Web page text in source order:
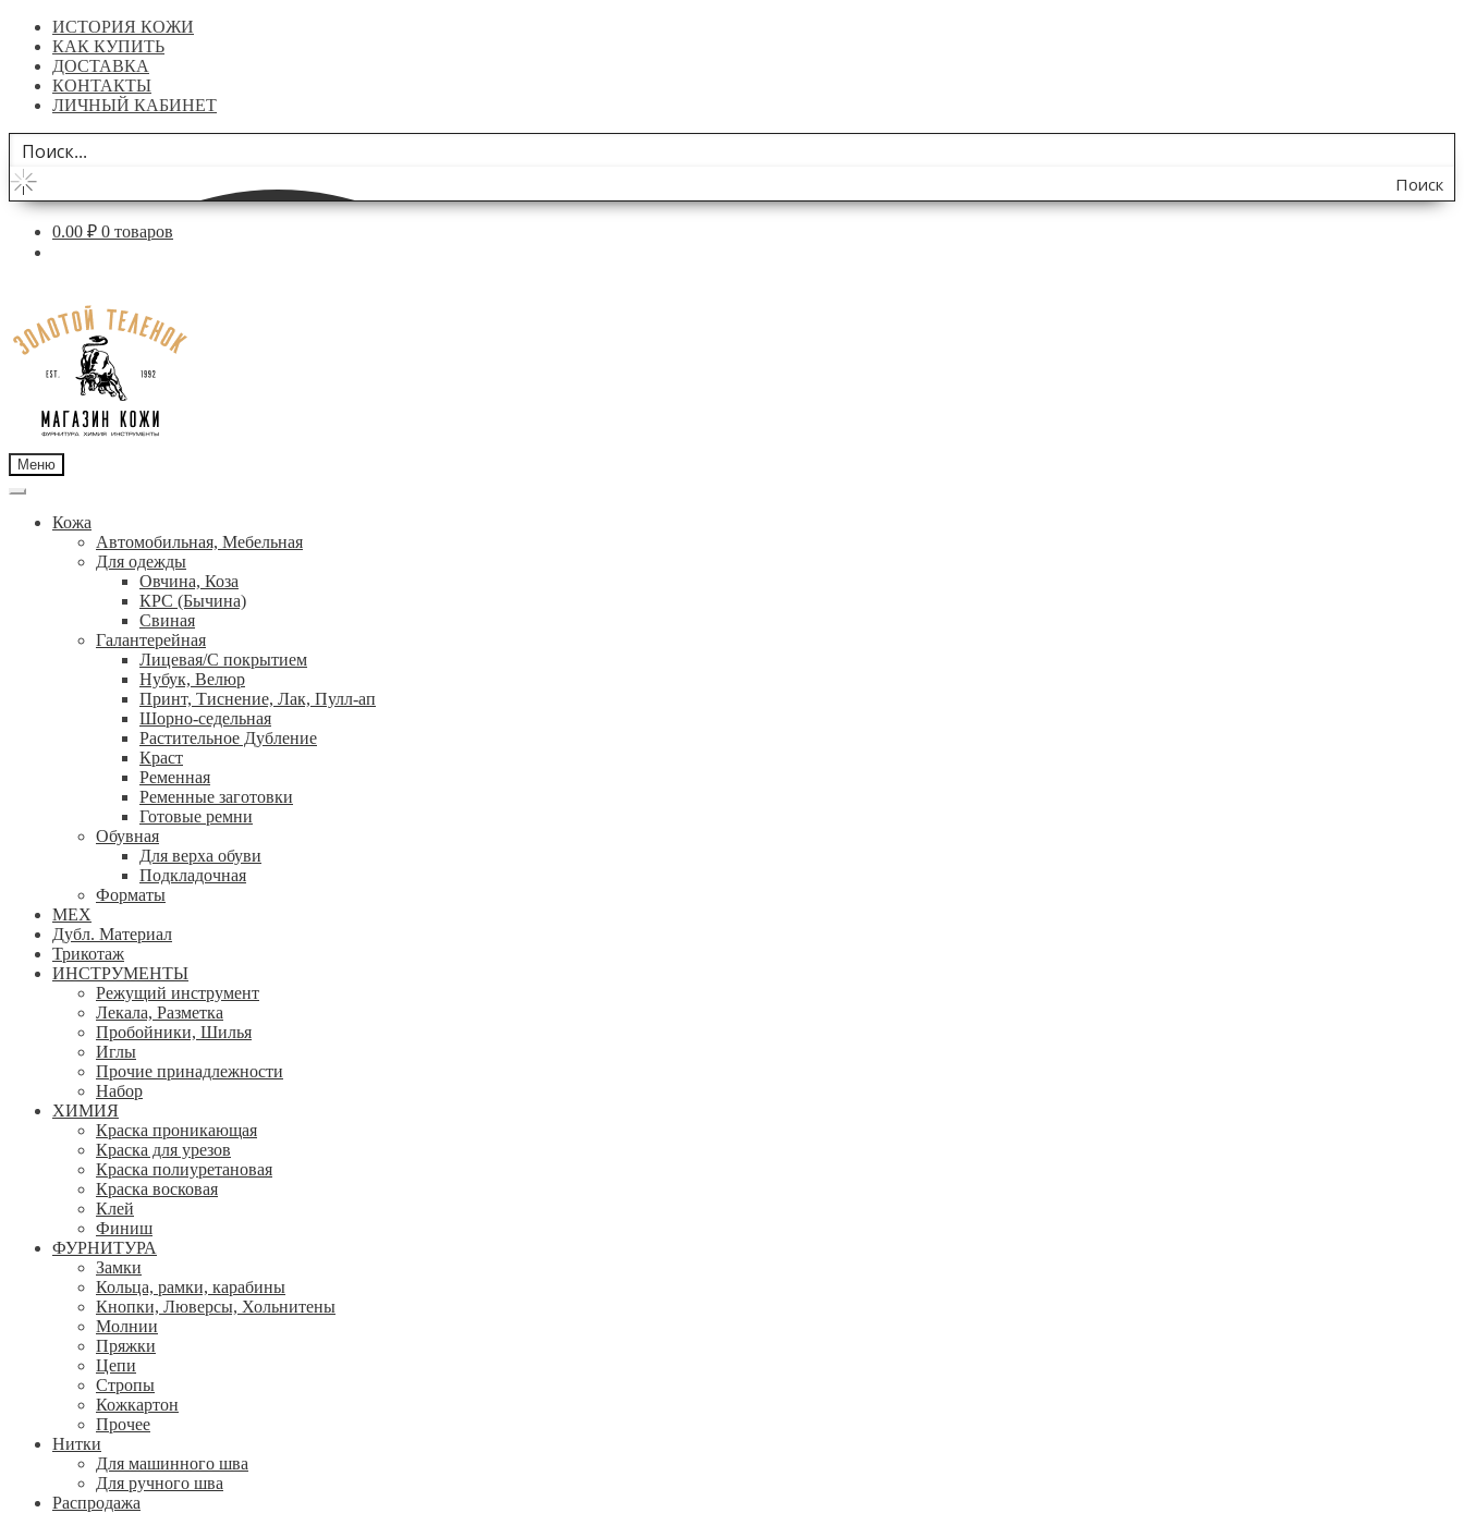
ИСТОРИЯ КОЖИ
КАК КУПИТЬ
ДОСТАВКА
КОНТАКТЫ
ЛИЧНЫЙ КАБИНЕТ
Поиск
по
0.00 ₽ 0 товаров
навигации
содержимому
Меню
Кожа
Автомобильная, Мебельная
Для одежды
Овчина, Коза
КРС (Бычина)
Свиная
Галантерейная
Лицевая/С покрытием
Нубук, Велюр
Принт, Тиснение, Лак, Пулл-ап
Шорно-седельная
Растительное Дубление
Краст
Ременная
Ременные заготовки
Готовые ремни
Обувная
Для верха обуви
Подкладочная
Форматы
МЕХ
Дубл. Материал
Трикотаж
ИНСТРУМЕНТЫ
Режущий инструмент
Лекала, Разметка
Пробойники, Шилья
Иглы
Прочие принадлежности
Набор
ХИМИЯ
Краска проникающая
Краска для урезов
Краска полиуретановая
Краска восковая
Клей
Финиш
ФУРНИТУРА
Замки
Кольца, рамки, карабины
Кнопки, Люверсы, Хольнитены
Молнии
Пряжки
Цепи
Стропы
Кожкартон
Прочее
Нитки
Для машинного шва
Для ручного шва
Распродажа